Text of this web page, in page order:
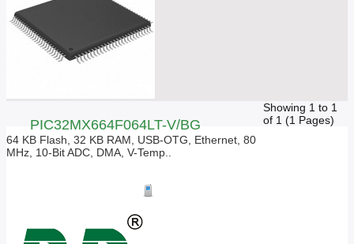
PIC32MX664F064LT-V/BG
64 KB Flash, 32 KB RAM, USB-OTG, Ethernet, 80
MHz, 10-Bit ADC, DMA, V-Temp..
Showing 1 to 1
of 1 (1 Pages)